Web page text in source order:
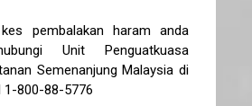
pembalakan haram anda
Unit Penguatkuasa
Semenanjung Malaysia di
800-88-5776